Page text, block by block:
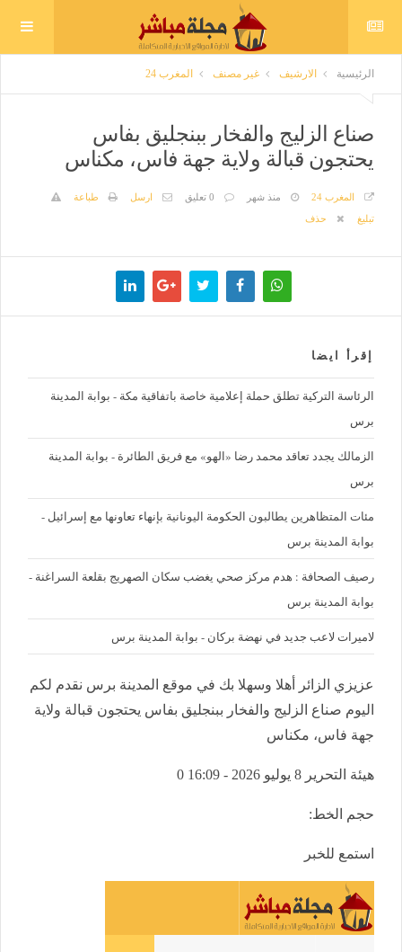
الرئيسية الارشيف غير مصنف المغرب 24
صناع الزليج والفخار ببنجليق بفاس
يحتجون قبالة ولاية جهة فاس، مكناس
المغرب 24 منذ شهر 0 تعليق ارسل
طباعة
تبليغ
حذف
إقرأ ايضا
الرئاسة التركية تطلق حملة إعلامية خاصة باتفاقية مكة - بوابة المدينة
برس
الزمالك يجدد تعاقد محمد رضا «الهو» مع فريق الطائرة - بوابة المدينة
برس
مئات المتظاهرين يطالبون الحكومة اليونانية بإنهاء تعاونها مع إسرائيل -
بوابة المدينة برس
رصيف الصحافة : هدم مركز صحي يغضب سكان الصهريج بقلعة السراغنة -
بوابة المدينة برس
لاميرات لاعب جديد في نهضة بركان - بوابة المدينة برس
عزيزي الزائر أهلا وسهلا بك في موقع المدينة برس نقدم لكم
اليوم صناع الزليج والفخار ببنجليق بفاس يحتجون قبالة ولاية
جهة فاس، مكناس
هيئة التحرير 8 يوليو 2026 - 16:09 0
حجم الخط:
استمع للخبر